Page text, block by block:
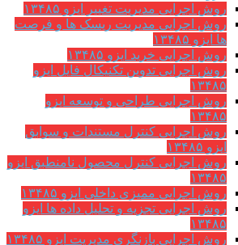
روش اجرایی مدیریت تغییر ایزو ۱۳۴۸۵
روش اجرایی مدیریت ریسک ها و فرصت
ها ایزو ۱۳۴۸۵
روش اجرایی خرید ایزو ۱۳۴۸۵
روش اجرایی تدوین تکنیکال فایل ایزو
۱۳۴۸۵
روش اجرایی طراحی و توسعه ایزو
۱۳۴۸۵
روش اجرایی کنترل مستندات و سوابق
ایزو ۱۳۴۸۵
روش اجرایی کنترل محصول نامنطبق ایزو
۱۳۴۸۵
روش اجرایی ممیزی داخلی ایزو ۱۳۴۸۵
روش اجرایی تجزیه و تحلیل داده ها ایزو
۱۳۴۸۵
روش اجرایی بازنگری مدیریت ایزو ۱۳۴۸۵